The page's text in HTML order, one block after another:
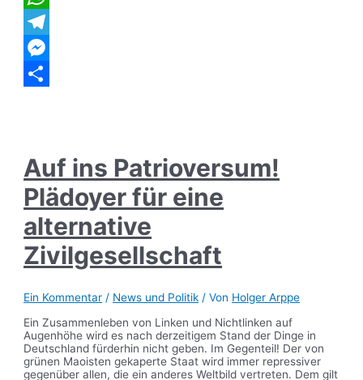
WhatsApp
Telegram
Messenger
Auf ins Patrioversum!
Plädoyer für eine
alternative
Zivilgesellschaft
Ein Kommentar / News und Politik / Von Holger Arppe
Ein Zusammenleben von Linken und Nichtlinken auf
Augenhöhe wird es nach derzeitigem Stand der Dinge in
Deutschland fürderhin nicht geben. Im Gegenteil! Der von
grünen Maoisten gekaperte Staat wird immer repressiver
gegenüber allen, die ein anderes Weltbild vertreten. Dem gilt